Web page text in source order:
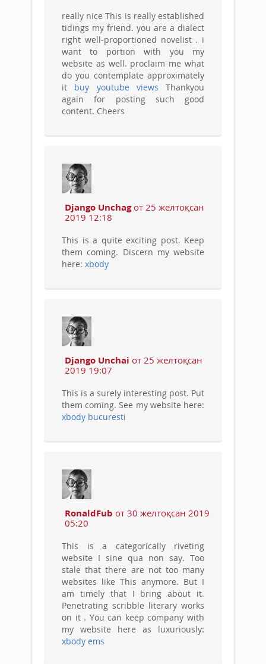
really nice This is really established
tidings my friend. you are a dialect
right well-proportioned novelist . i
want to portion with you my
website as well. proclaim me what
do you contemplate approximately
it buy youtube views Thankyou
again for posting such good
content. Cheers
Django Unchagот 25 желтоқсан
2019 12:18
This is a quite exciting post. Keep
them coming. Discern my website
here: xbody
Django Unchai от 25 желтоқсан
2019 19:07
This is a surely interesting post. Put
them coming. See my website here:
xbody bucuresti
RonaldFub от 30 желтоқсан 2019
05:20
This is a categorically riveting
website I sine qua non say. Too
stale that there are not too many
websites like This anymore. But I
am timely that I bring about it.
Penetrating scribble literary works
on it . You can keep company with
my website here as luxuriously:
xbody ems